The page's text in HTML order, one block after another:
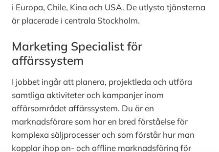
i Europa, Chile, Kina och USA. De utlysta tjänsterna
är placerade i centrala Stockholm.
Marketing Specialist för
affärssystem
I jobbet ingår att planera, projektleda och utföra
samtliga aktiviteter och kampanjer inom
affärsområdet affärssystem. Du är en
marknadsförare som har en bred förståelse för
komplexa säljprocesser och som förstår hur man
kopplar ihop on- och offline marknadsföring för